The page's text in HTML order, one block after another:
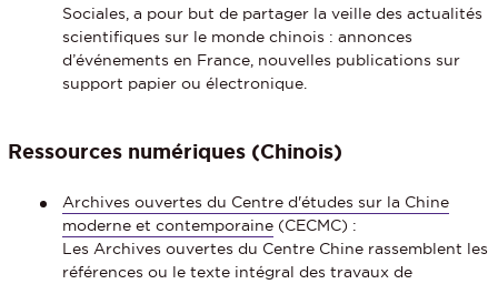
Sociales, a pour but de partager la veille des actualités
scientifiques sur le monde chinois : annonces
d’événements en France, nouvelles publications sur
support papier ou électronique.
Ressources numériques (Chinois)
Archives ouvertes du Centre d'études sur la Chine
moderne et contemporaine (CECMC) :
Les Archives ouvertes du Centre Chine rassemblent les
références ou le texte intégral des travaux de